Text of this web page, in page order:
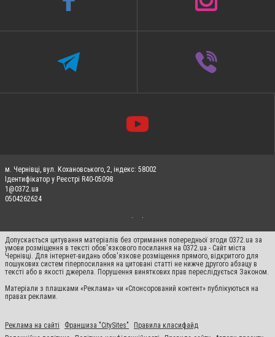
м. Чернівці, вул. Кохановського, 2, індекс: 58002
Ідентифікатор у Реєстрі R40-05098
1@0372.ua
0504262624
Допускається цитування матеріалів без отримання попередньої згоди 0372.ua за
умови розміщення в тексті обов'язкового посилання на 0372.ua - Сайт міста
Чернівці. Для інтернет-видань обов'язкове розміщення прямого, відкритого для
пошукових систем гіперпосилання на цитовані статті не нижче другого абзацу в
тексті або в якості джерела. Порушення виняткових прав переслідується Законом.
Матеріали з плашками «Реклама» чи «Спонсорований контент» публікуються на
правах реклами.
Реклама на сайті Франшиза "CitySites"
Правила класифайд